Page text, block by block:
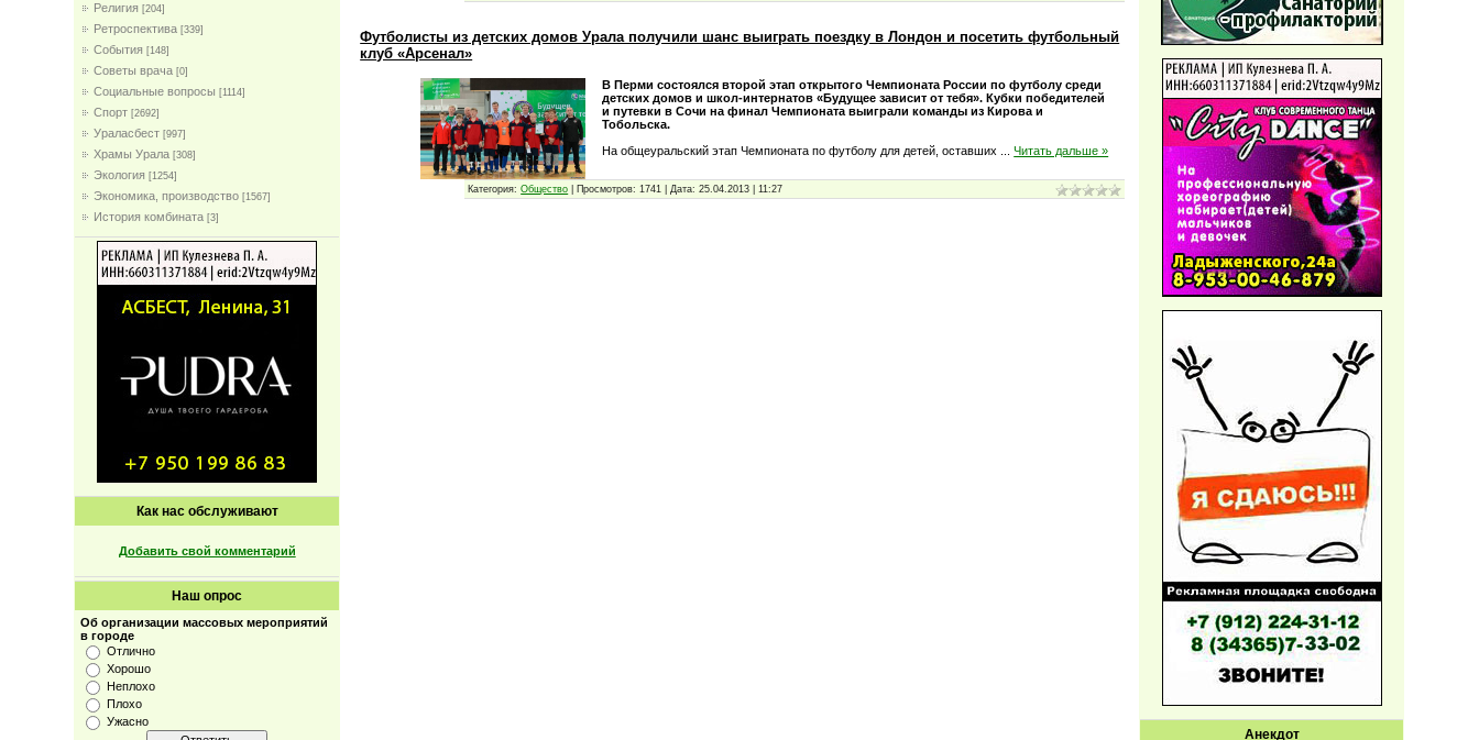
Религия [204]
Ретроспектива [339]
События [148]
Советы врача [0]
Социальные вопросы [1114]
Спорт [2692]
Ураласбест [997]
Храмы Урала [308]
Экология [1254]
Экономика, производство [1567]
История комбината [3]
Как нас обслуживают
Добавить свой комментарий
Наш опрос
Об организации массовых мероприятий
в городе
Отлично
Хорошо
Неплохо
Плохо
Ужасно
Футболисты из детских домов Урала получили шанс выиграть поездку в Лондон и посетить футбольный
клуб «Арсенал»
В Перми состоялся второй этап открытого Чемпионата России по футболу среди
детских домов и школ-интернатов «Будущее зависит от тебя». Кубки победителей
и путевки в Сочи на финал Чемпионата выиграли команды из Кирова и
Тобольска.
На общеуральский этап Чемпионата по футболу для детей, оставших
...Читать дальше »
Категория: Общество Просмотров: 1741 |Дата: 25.04.2013 |11:27
Анекдот